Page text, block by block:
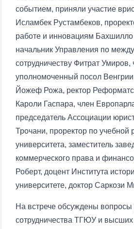
событием, приняли участие
Исламбек Рустамбеков,
работе и инновациям
начальник Управления по
сотрудничеству Фитрат
уполномоченный посол Венгрии
Йожеф Рожа, ректор
Кароли Гаспара, член
председатель Ассоциации
Трочани, проректор по учебной
университета, заместитель
коммерческого права и
Роберт, доцент Института
университете, доктор Саркози
На встрече обсуждены вопросы
сотрудничества ТГЮУ и